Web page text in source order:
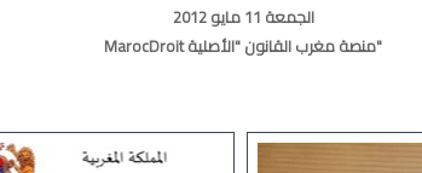
الجمعة 11 مايو 2012
MarocDroit منصة مغرب القانون "الأصلية"